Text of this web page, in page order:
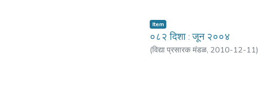
Item
०८२ दिशा : जून २००४
(विद्या प्रसारक मंडळ, 2010-12-11)